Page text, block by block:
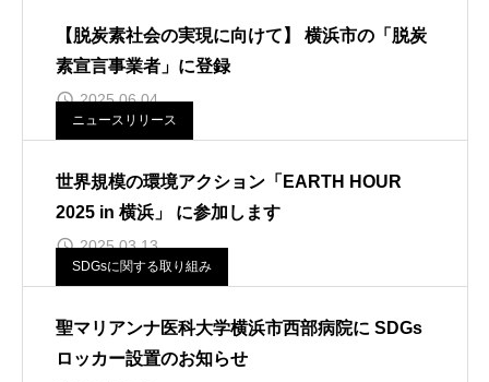
【脱炭素社会の実現に向けて】 横浜市の「脱炭
素宣言事業者」に登録
2025.06.04
ニュースリリース
世界規模の環境アクション「EARTH HOUR
2025 in 横浜」 に参加します
2025.03.13
SDGsに関する取り組み
聖マリアンナ医科大学横浜市西部病院に SDGs
ロッカー設置のお知らせ